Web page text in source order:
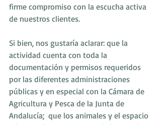
firme compromiso con la escucha activa
de nuestros clientes.
Si bien, nos gustaría aclarar: que la
actividad cuenta con toda la
documentación y permisos requeridos
por las diferentes administraciones
públicas y en especial con la Cámara de
Agricultura y Pesca de la Junta de
Andalucía;  que los animales y el espacio